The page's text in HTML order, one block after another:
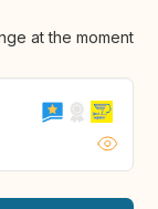
at the moment